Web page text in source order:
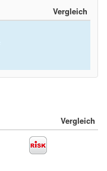
Vergleich
Vergleich